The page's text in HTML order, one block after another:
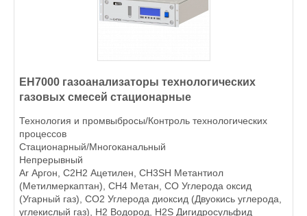
ЕН7000 газоанализаторы технологических
газовых смесей стационарные
Технология и промвыбросы/Контроль технологических
процессов
Стационарный/Многоканальный
Непрерывный
Ar Аргон, C2H2 Ацетилен, CH3SH Метантиол
(Метилмеркаптан), CH4 Метан, CO Углерода оксид
(Угарный газ), CO2 Углерода диоксид (Двуокись углерода,
углекислый газ), H2 Водород, H2S Дигидросульфид